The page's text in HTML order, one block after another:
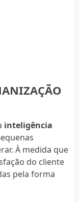
inteligência
À medida que
do cliente
pela forma